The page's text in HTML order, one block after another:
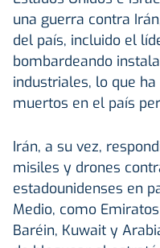
una guerra contra
del país, incluido el
bombardeando
industriales, lo que
muertos en el país
Irán, a su vez,
misiles y drones
estadounidenses en
Medio, como
Baréin, Kuwait y